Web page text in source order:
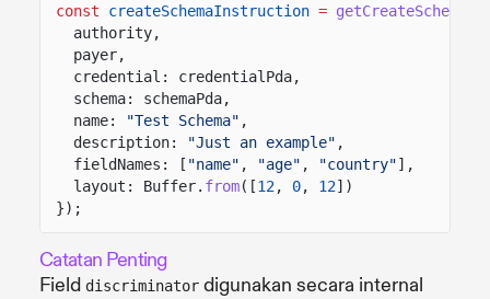
const createSchemaInstruction =
authority,
payer,
credential: credentialPda,
schema: schemaPda,
name:
"Test Schema" ,
description:
"Just an example" ,
fieldNames: [ "name" , "age" , "country"],
layout: Buffer. from([12, 0, 12])
});
Catatan Penting
Field discriminator digunakan secara internal